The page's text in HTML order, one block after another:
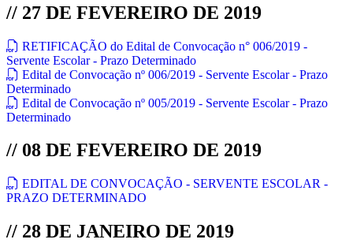
// 27 DE FEVEREIRO DE 2019
RETIFICAÇÃO do Edital de Convocação n° 006/2019 -
Servente Escolar - Prazo Determinado
Edital de Convocação nº 006/2019 - Servente Escolar - Prazo
Determinado
Edital de Convocação nº 005/2019 - Servente Escolar - Prazo
Determinado
// 08 DE FEVEREIRO DE 2019
EDITAL DE CONVOCAÇÃO - SERVENTE ESCOLAR -
PRAZO DETERMINADO
// 28 DE JANEIRO DE 2019